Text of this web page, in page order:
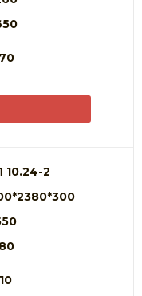
10.24-2